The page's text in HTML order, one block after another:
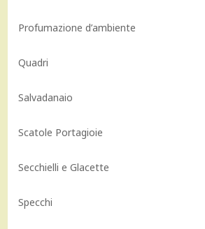
Profumazione d’ambiente
Quadri
Salvadanaio
Scatole Portagioie
Secchielli e Glacette
Specchi